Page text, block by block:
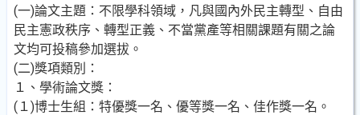
(一)論文主題：不限學科領域，凡與國內外民主轉型、自由
民主憲政秩序、轉型正義、不當黨產等相關課題有關之論
文均可投稿參加選拔。
(二)獎項類別：
１、學術論文獎：
(１)博士生組：特優獎一名、優等獎一名、佳作獎一名。